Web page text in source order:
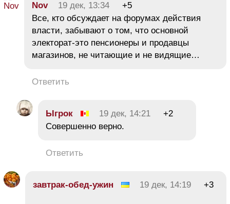
Nov 19 дек, 13:34
+5
Все, кто обсуждает на форумах действия
власти, забывают о том, что основной
электорат-это пенсионеры и продавцы
магазинов, не читающие и не видящие…
Ответить
Ыгрок 19 дек, 14:21
+2
Совершенно верно.
Ответить
завтрак-обед-ужин 19 дек, 14:19 +3